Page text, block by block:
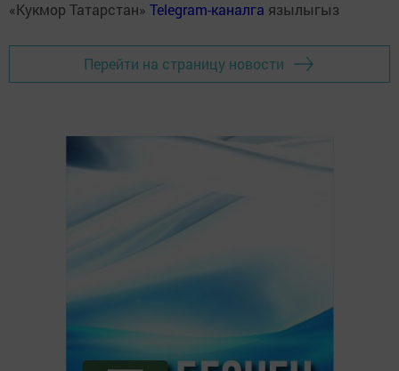
«Кукмор Татарстан» Telegram-каналга язылыгыз
Перейти на страницу новости